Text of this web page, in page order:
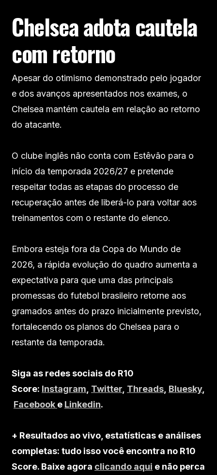
Chelsea adota cautela
com retorno
Apesar do otimismo demonstrado pelo jogador
e dos avanços apresentados nos exames, o
Chelsea mantém cautela em relação ao retorno
do atacante.
O clube inglês não conta com Estêvão para o
início da temporada 2026/27 e pretende
respeitar todas as etapas do processo de
recuperação antes de liberá-lo para voltar aos
treinamentos com o restante do elenco.
Embora esteja fora da Copa do Mundo de
2026, a rápida evolução do quadro aumenta a
expectativa para que uma das principais
promessas do futebol brasileiro retorne aos
gramados antes do prazo inicialmente previsto,
fortalecendo os planos do Chelsea para o
restante da temporada.
Siga as redes sociais do R10
Score: Instagram Twitter Threads Bluesky,
Facebook e Linkedin.
+ Resultados ao vivo, estatísticas e análises
completas: tudo isso você encontra no R10
Score. Baixe agora clicando aqui e não perca